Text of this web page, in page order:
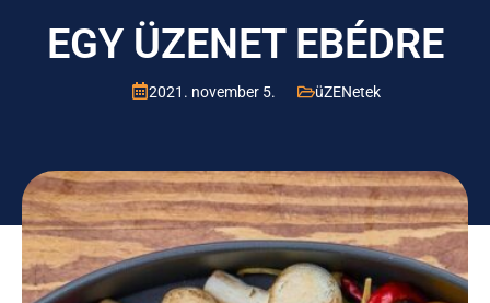
EGY ÜZENET EBÉDRE
2021. november 5. üZENetek